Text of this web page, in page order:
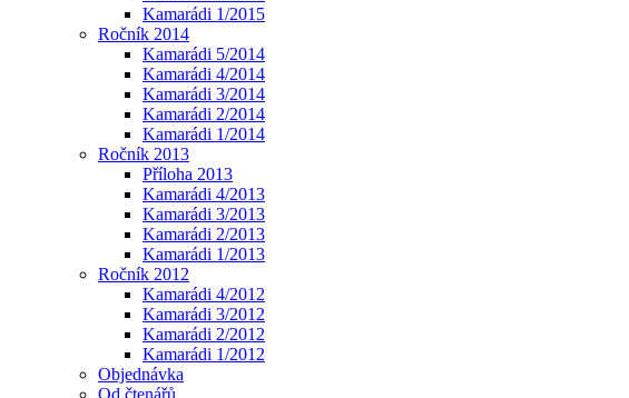
Kamarádi 1/2015
Ročník 2014
Kamarádi 5/2014
Kamarádi 4/2014
Kamarádi 3/2014
Kamarádi 2/2014
Kamarádi 1/2014
Ročník 2013
Příloha 2013
Kamarádi 4/2013
Kamarádi 3/2013
Kamarádi 2/2013
Kamarádi 1/2013
Ročník 2012
Kamarádi 4/2012
Kamarádi 3/2012
Kamarádi 2/2012
Kamarádi 1/2012
Objednávka